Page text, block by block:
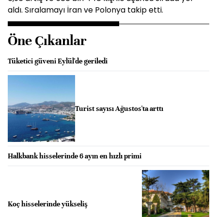
aldı. Sıralamayı İran ve Polonya takip etti.
Öne Çıkanlar
Tüketici güveni Eylül'de geriledi
Turist sayısı Ağustos'ta arttı
Halkbank hisselerinde 6 ayın en hızlı primi
Koç hisselerinde yükseliş